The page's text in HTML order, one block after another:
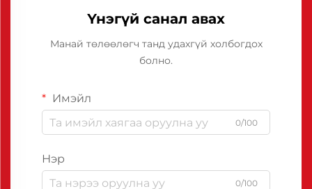
Үнэгүй санал авах
Манай төлөөлөгч танд удахгүй холбогдох
болно.
Имэйл
0/100
Нэр
0/100